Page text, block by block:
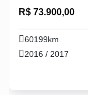
R$ 73.900,00
60199km
2016 / 2017